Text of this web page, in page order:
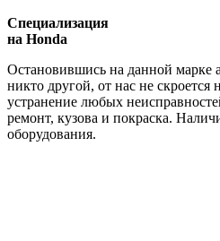
Специализация
на Honda
Остановившись на данной марке
никто другой, от нас не
устранение любых
ремонт, кузова и покраска.
оборудования.